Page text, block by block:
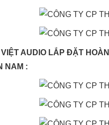
AUDIO LẮP ĐẶT
NAM :